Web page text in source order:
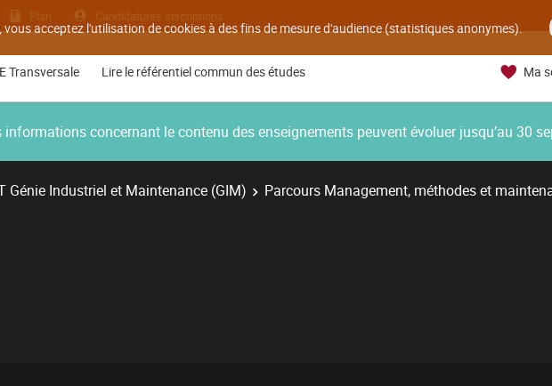
acceptez l'utilisation de cookies à des fins de mesure d'audience (statistiques anonymes).
Plan Candidatures inscriptions
Transversale Lire le référentiel commun des études Ma
concernant le contenu des enseignements peuvent évoluer jusqu’au 30
Génie Industriel et Maintenance (GIM)
Parcours Management, méthodes et